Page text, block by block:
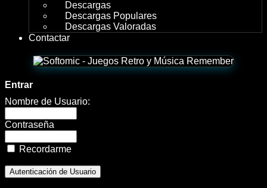
Session
80
Descargas
Descargas Populares
Descargas Valoradas
Contactar
Entrar
Nombre de Usuario:
Contraseña
Recordarme